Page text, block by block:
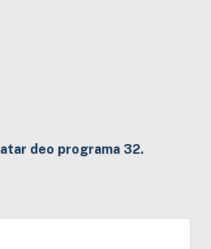
deo programa 32.